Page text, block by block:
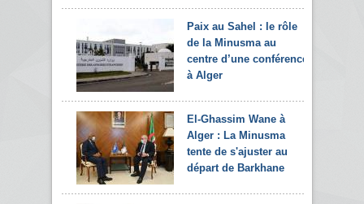
Paix au Sahel : le rôle
de la Minusma au
centre d’une conférence
à Alger
El-Ghassim Wane à
Alger : La Minusma
tente de s'ajuster au
départ de Barkhane